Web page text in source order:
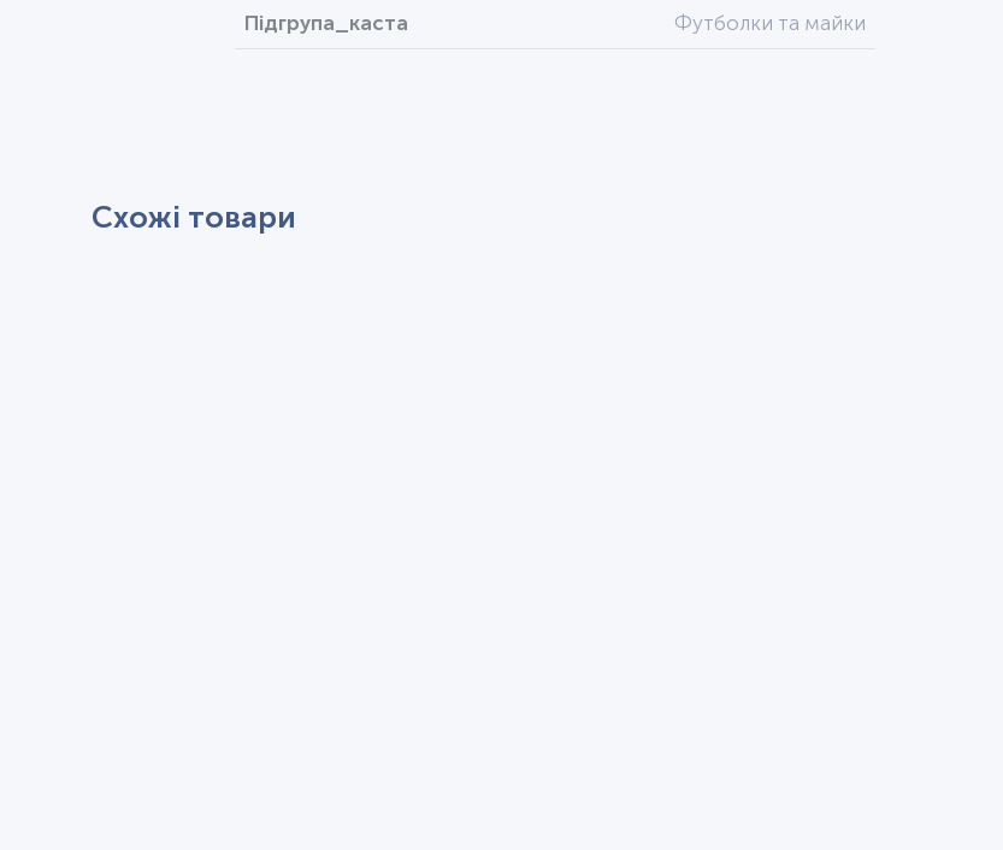
Підгрупа_каста Футболки та майки
Схожі товари